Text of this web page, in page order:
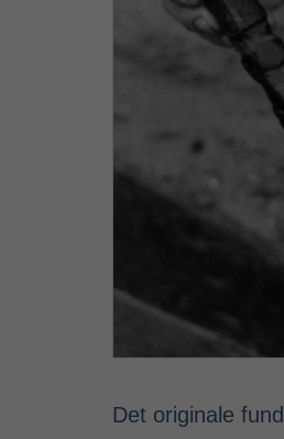
Det originale fund